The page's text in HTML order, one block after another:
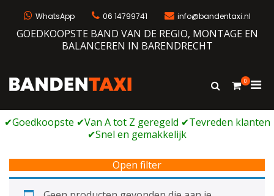
WhatsApp 06 14799741 info@bandentaxi.nl
GOEDKOOPSTE BAND VAN DE REGIO, MONTAGE EN
BALANCEREN IN BARENDRECHT
Bandengarage met eigen webshop
Toon
0
voor
Open filter